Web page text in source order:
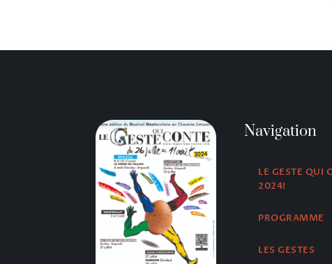
Navigation
LE GESTE QUI
2024!
PROGRAMME
LES GESTES